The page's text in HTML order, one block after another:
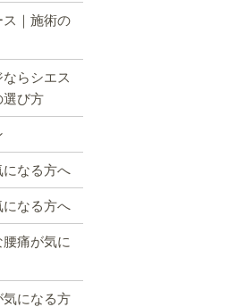
ス｜施術の
らシエス
選び方
になる方へ
になる方へ
痛が気に
気になる方